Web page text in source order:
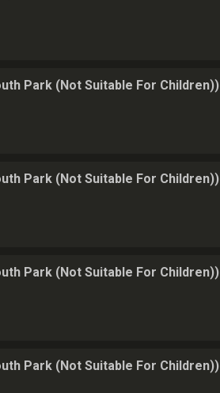
Park (Not Suitable For Children))
Park (Not Suitable For Children))
Park (Not Suitable For Children))
Park (Not Suitable For Children))